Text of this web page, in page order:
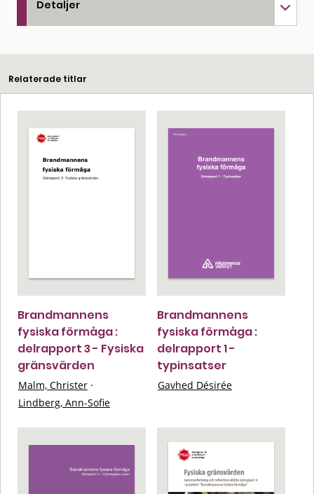
Detaljer
Relaterade titlar
Brandmannens
fysiska förmåga :
delrapport 3 - Fysiska
gränsvärden
Malm, Christer ·
Lindberg, Ann-Sofie
Brandmannens
fysiska förmåga :
delrapport 1 -
typinsatser
Gavhed Désirée